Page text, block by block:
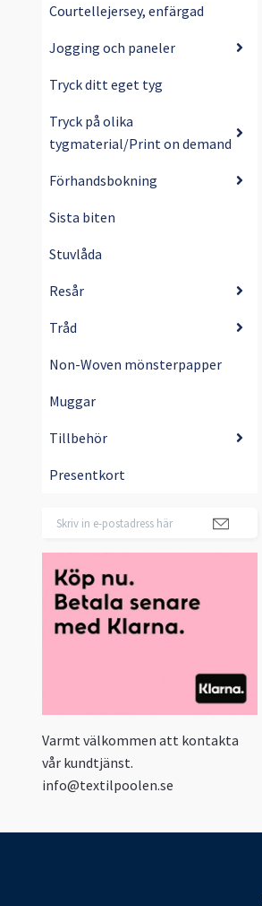
Courtellejersey, enfärgad
Jogging och paneler
Tryck ditt eget tyg
Tryck på olika
tygmaterial/Print on demand
Förhandsbokning
Sista biten
Stuvlåda
Resår
Tråd
Non-Woven mönsterpapper
Muggar
Tillbehör
Presentkort
Varmt välkommen att kontakta
vår kundtjänst.
info@textilpoolen.se